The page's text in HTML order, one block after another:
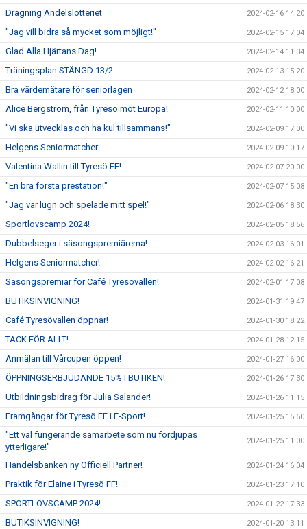
Dragning Andelslotteriet 2024-02-16 14:20
"Jag vill bidra så mycket som möjligt!" 2024-02-15 17:04
Glad Alla Hjärtans Dag! 2024-02-14 11:34
Träningsplan STÄNGD 13/2 2024-02-13 15:20
Bra värdemätare för seniorlagen 2024-02-12 18:00
Alice Bergström, från Tyresö mot Europa! 2024-02-11 10:00
"Vi ska utvecklas och ha kul tillsammans!" 2024-02-09 17:00
Helgens Seniormatcher 2024-02-09 10:17
Valentina Wallin till Tyresö FF! 2024-02-07 20:00
"En bra första prestation!" 2024-02-07 15:08
"Jag var lugn och spelade mitt spel!" 2024-02-06 18:30
Sportlovscamp 2024! 2024-02-05 18:56
Dubbelseger i säsongspremiärerna! 2024-02-03 16:01
Helgens Seniormatcher! 2024-02-02 16:21
Säsongspremiär för Café Tyresövallen! 2024-02-01 17:08
BUTIKSINVIGNING! 2024-01-31 19:47
Café Tyresövallen öppnar! 2024-01-30 18:22
TACK FÖR ALLT! 2024-01-28 12:15
Anmälan till Vårcupen öppen! 2024-01-27 16:00
ÖPPNINGSERBJUDANDE 15% I BUTIKEN! 2024-01-26 17:30
Utbildningsbidrag för Julia Salander! 2024-01-26 11:15
Framgångar för Tyresö FF i E-Sport! 2024-01-25 15:50
"Ett väl fungerande samarbete som nu fördjupas
ytterligare!"
2024-01-25 11:00
Handelsbanken ny Officiell Partner! 2024-01-24 16:04
Praktik för Elaine i Tyresö FF! 2024-01-23 17:10
SPORTLOVSCAMP 2024! 2024-01-22 17:33
BUTIKSINVIGNING! 2024-01-20 13:11